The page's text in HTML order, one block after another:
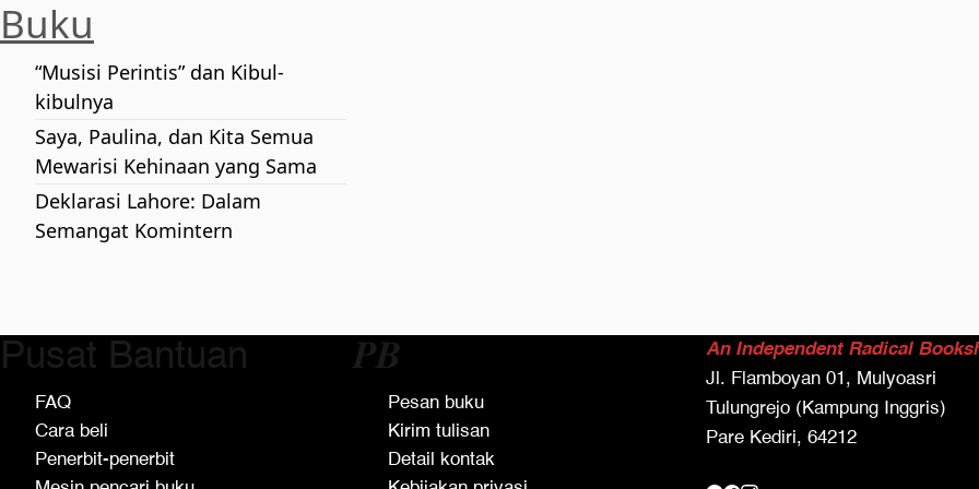
Buku
“Musisi Perintis” dan Kibul-
kibulnya
Saya, Paulina, dan Kita Semua
Mewarisi Kehinaan yang Sama
Deklarasi Lahore: Dalam
Semangat Komintern
Pusat Bantuan
FAQ
Cara beli
Penerbit-penerbit
𝑷𝑩
Pesan buku
Kirim tulisan
Detail kontak
An Independent Radical
Jl. Flamboyan 01, Mulyoasri
Tulungrejo (Kampung Inggris)
Pare Kediri, 64212